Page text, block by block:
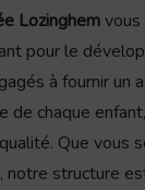
Lozinghem
pour le
à fournir un
de chaque
Que vous
notre structure